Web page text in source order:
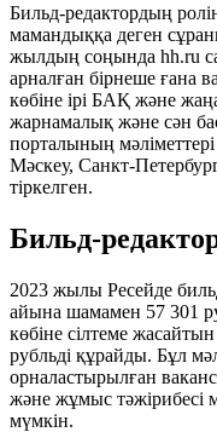
Бильд-редактордың
мамандыққа деген
жылдың соңында hh.ru
арналған бірнеше ғана
көбіне ірі БАҚ және
жарнамалық және сән
порталының
Мәскеу, Санкт-
тіркелген.
Бильд-
2023 жылы Ресейде
айына шамамен 57 301
көбіне сілтеме
рубльді құрайды. Бұл
орналастырылған
және жұмыс тәжірибесі
мүмкін.